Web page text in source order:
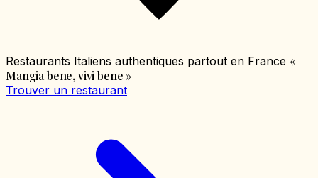
Restaurants Italiens authentiques partout en France «
Mangia bene, vivi bene »
Trouver un restaurant